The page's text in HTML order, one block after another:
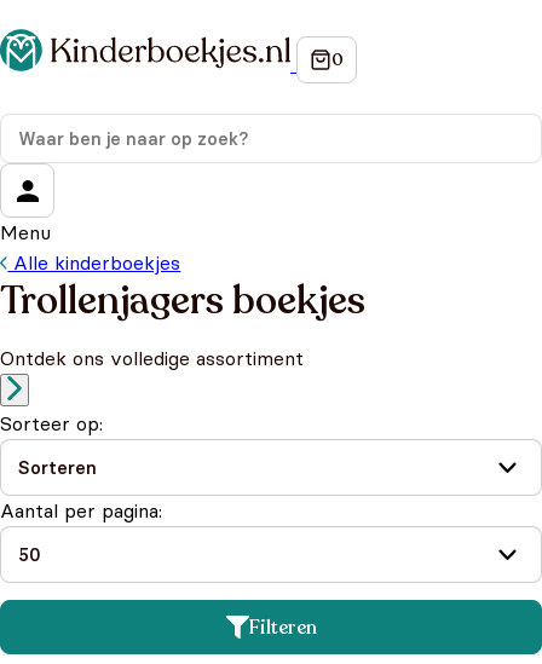
Menu
Alle kinderboekjes
Trollenjagers boekjes
Ontdek ons volledige assortiment
Sorteer op:
Aantal per pagina:
Filteren